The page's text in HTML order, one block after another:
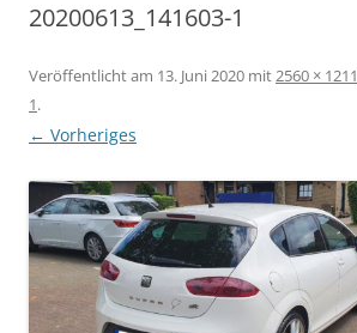
20200613_141603-1
Veröffentlicht am 13. Juni 2020 mit2560 × 1211
1.
← Vorheriges